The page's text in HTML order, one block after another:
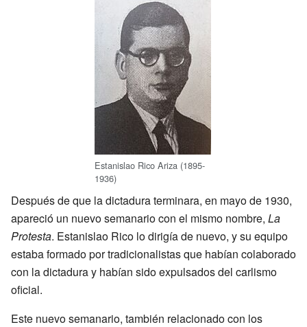
Estanislao Rico Ariza (1895-
1936)
Después de que la dictadura terminara, en mayo de 1930,
apareció un nuevo semanario con el mismo nombre, La
Protesta. Estanislao Rico lo dirigía de nuevo, y su equipo
estaba formado por tradicionalistas que habían colaborado
con la dictadura y habían sido expulsados del carlismo
oficial.
Este nuevo semanario, también relacionado con los